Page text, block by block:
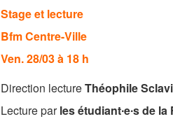
Stage et lecture
Bfm Centre-Ville
Ven. 28/03 à 18 h
Direction lectureThéophile
Lecture parles étudiant∙e∙s de